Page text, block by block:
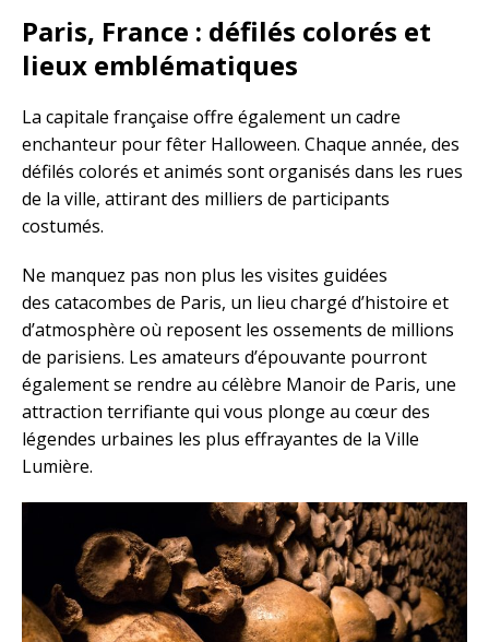
Paris, France : défilés colorés et
lieux emblématiques
La capitale française offre également un cadre
enchanteur pour fêter Halloween. Chaque année, des
défilés colorés et animés sont organisés dans les rues
de la ville, attirant des milliers de participants
costumés.
Ne manquez pas non plus les visites guidées
des catacombes de Paris, un lieu chargé d’histoire et
d’atmosphère où reposent les ossements de millions
de parisiens. Les amateurs d’épouvante pourront
également se rendre au célèbre Manoir de Paris, une
attraction terrifiante qui vous plonge au cœur des
légendes urbaines les plus effrayantes de la Ville
Lumière.